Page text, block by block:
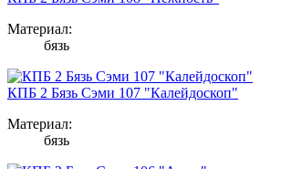
Материал:
бязь
КПБ 2 Бязь Сэми 107 "Калейдоскоп"
Материал:
бязь